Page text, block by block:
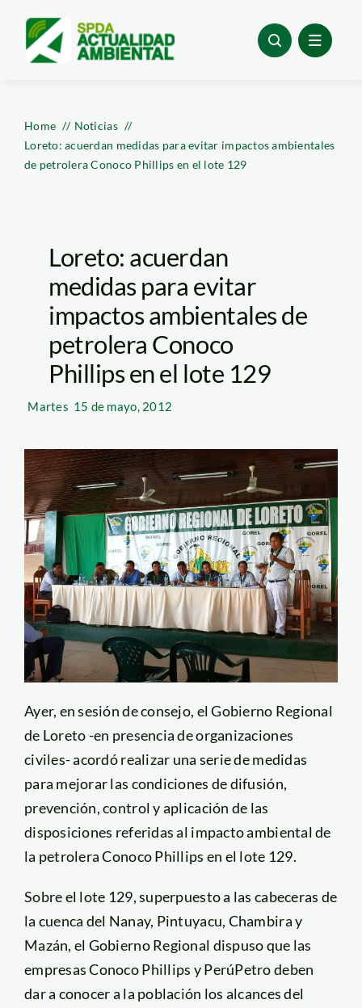
content
Home
Noticias
Loreto: acuerdan medidas para evitar impactos ambientales
de petrolera Conoco Phillips en el lote 129
Loreto: acuerdan
medidas para evitar
impactos ambientales de
petrolera Conoco
Phillips en el lote 129
Martes 15 de mayo, 2012
Ayer, en sesión de consejo, el Gobierno Regional
de Loreto -en presencia de organizaciones
civiles- acordó realizar una serie de medidas
para mejorar las condiciones de difusión,
prevención, control y aplicación de las
disposiciones referidas al impacto ambiental de
la petrolera Conoco Phillips en el lote 129.
Sobre el lote 129, superpuesto a las cabeceras de
la cuenca del Nanay, Pintuyacu, Chambira y
Mazán, el Gobierno Regional dispuso que las
empresas Conoco Phillips y PerúPetro deben
dar a conocer a la población los alcances del